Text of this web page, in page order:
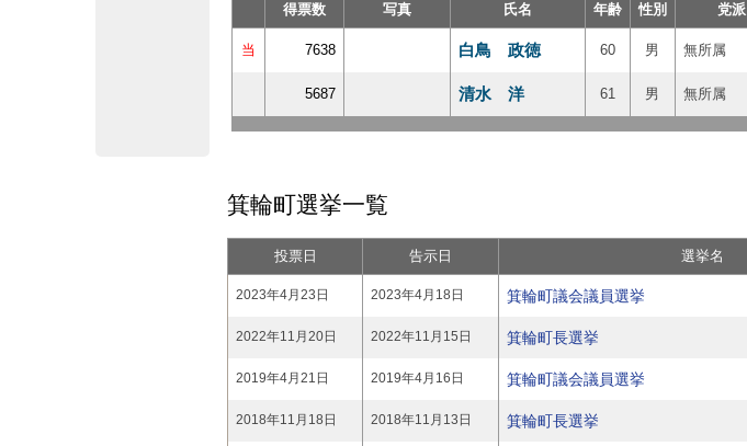
得票数
写真 氏名 年齢 性別 党派
当 7638 白鳥 政徳 60 男 無所属
5687 清水 洋 61 男 無所属
箕輪町選挙一覧
投票日 告示日 選挙名
2023年4月23日 2023年4月18日 箕輪町議会議員選挙
2022年11月20日 2022年11月15日 箕輪町長選挙
2019年4月21日 2019年4月16日 箕輪町議会議員選挙
2018年11月18日 2018年11月13日 箕輪町長選挙